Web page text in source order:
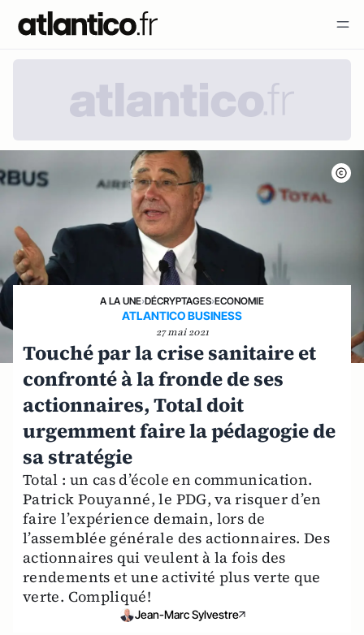
A LA UNE›DÉCRYPTAGES›ECONOMIE
ATLANTICO BUSINESS
27 mai 2021
Touché par la crise sanitaire et
confronté à la fronde de ses
actionnaires, Total doit
urgemment faire la pédagogie de
sa stratégie
Total : un cas d’école en communication.
Patrick Pouyanné, le PDG, va risquer d’en
faire l’expérience demain, lors de
l’assemblée générale des actionnaires. Des
actionnaires qui veulent à la fois des
rendements et une activité plus verte que
verte. Compliqué!
Jean-Marc Sylvestre